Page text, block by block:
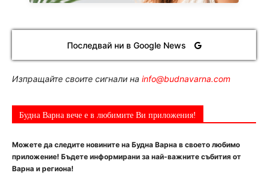
Последвай ни в Google News
Изпращайте своите сигнали на info@budnavarna.com
Будна Варна вече е в любимите Ви приложения!
Можете да следите новините на Будна Варна в своето любимо
приложение! Бъдете информирани за най-важните събития от
Варна и региона!